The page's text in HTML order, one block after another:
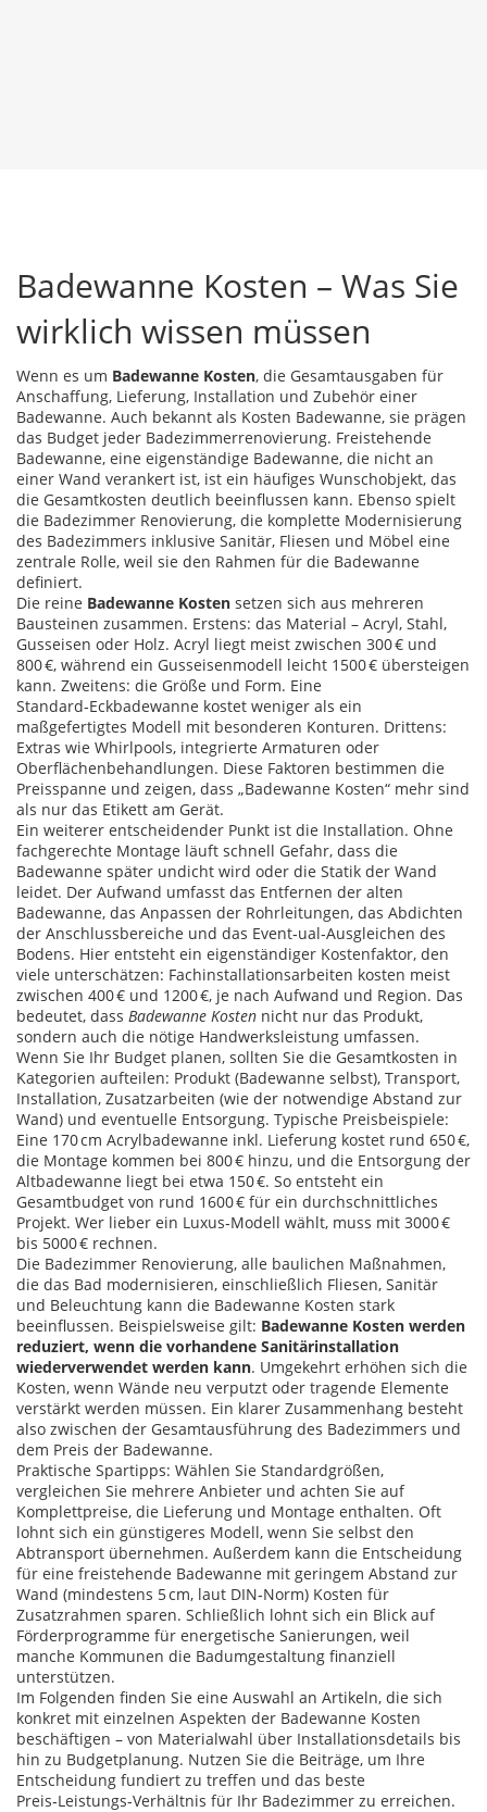
Badewanne Kosten – Was Sie
wirklich wissen müssen
Wenn es um Badewanne Kosten, die Gesamtausgaben für
Anschaffung, Lieferung, Installation und Zubehör einer
Badewanne. Auch bekannt als Kosten Badewanne, sie prägen
das Budget jeder Badezimmerrenovierung. Freistehende
Badewanne, eine eigenständige Badewanne, die nicht an
einer Wand verankert ist, ist ein häufiges Wunschobjekt, das
die Gesamtkosten deutlich beeinflussen kann. Ebenso spielt
die Badezimmer Renovierung, die komplette Modernisierung
des Badezimmers inklusive Sanitär, Fliesen und Möbel eine
zentrale Rolle, weil sie den Rahmen für die Badewanne
definiert.
Die reine Badewanne Kosten setzen sich aus mehreren
Bausteinen zusammen. Erstens: das Material – Acryl, Stahl,
Gusseisen oder Holz. Acryl liegt meist zwischen 300 € und
800 €, während ein Gusseisenmodell leicht 1500 € übersteigen
kann. Zweitens: die Größe und Form. Eine
Standard‑Eckbadewanne kostet weniger als ein
maßgefertigtes Modell mit besonderen Konturen. Drittens:
Extras wie Whirlpools, integrierte Armaturen oder
Oberflächenbehandlungen. Diese Faktoren bestimmen die
Preisspanne und zeigen, dass „Badewanne Kosten“ mehr sind
als nur das Etikett am Gerät.
Ein weiterer entscheidender Punkt ist die Installation. Ohne
fachgerechte Montage läuft schnell Gefahr, dass die
Badewanne später undicht wird oder die Statik der Wand
leidet. Der Aufwand umfasst das Entfernen der alten
Badewanne, das Anpassen der Rohrleitungen, das Abdichten
der Anschlussbereiche und das Event‑ual‑Ausgleichen des
Bodens. Hier entsteht ein eigenständiger Kostenfaktor, den
viele unterschätzen: Fachinstallationsarbeiten kosten meist
zwischen 400 € und 1200 €, je nach Aufwand und Region. Das
bedeutet, dass Badewanne Kosten nicht nur das Produkt,
sondern auch die nötige Handwerksleistung umfassen.
Wenn Sie Ihr Budget planen, sollten Sie die Gesamtkosten in
Kategorien aufteilen: Produkt (Badewanne selbst), Transport,
Installation, Zusatzarbeiten (wie der notwendige Abstand zur
Wand) und eventuelle Entsorgung. Typische Preisbeispiele:
Eine 170 cm Acrylbadewanne inkl. Lieferung kostet rund 650 €,
die Montage kommen bei 800 € hinzu, und die Entsorgung der
Altbadewanne liegt bei etwa 150 €. So entsteht ein
Gesamtbudget von rund 1600 € für ein durchschnittliches
Projekt. Wer lieber ein Luxus‑Modell wählt, muss mit 3000 €
bis 5000 € rechnen.
Die Badezimmer Renovierung, alle baulichen Maßnahmen,
die das Bad modernisieren, einschließlich Fliesen, Sanitär
und Beleuchtung kann die Badewanne Kosten stark
beeinflussen. Beispielsweise gilt: Badewanne Kosten werden
reduziert, wenn die vorhandene Sanitärinstallation
wiederverwendet werden kann. Umgekehrt erhöhen sich die
Kosten, wenn Wände neu verputzt oder tragende Elemente
verstärkt werden müssen. Ein klarer Zusammenhang besteht
also zwischen der Gesamtausführung des Badezimmers und
dem Preis der Badewanne.
Praktische Spartipps: Wählen Sie Standardgrößen,
vergleichen Sie mehrere Anbieter und achten Sie auf
Komplettpreise, die Lieferung und Montage enthalten. Oft
lohnt sich ein günstigeres Modell, wenn Sie selbst den
Abtransport übernehmen. Außerdem kann die Entscheidung
für eine freistehende Badewanne mit geringem Abstand zur
Wand (mindestens 5 cm, laut DIN‑Norm) Kosten für
Zusatzrahmen sparen. Schließlich lohnt sich ein Blick auf
Förderprogramme für energetische Sanierungen, weil
manche Kommunen die Badumgestaltung finanziell
unterstützen.
Im Folgenden finden Sie eine Auswahl an Artikeln, die sich
konkret mit einzelnen Aspekten der Badewanne Kosten
beschäftigen – von Materialwahl über Installationsdetails bis
hin zu Budgetplanung. Nutzen Sie die Beiträge, um Ihre
Entscheidung fundiert zu treffen und das beste
Preis‑Leistungs‑Verhältnis für Ihr Badezimmer zu erreichen.